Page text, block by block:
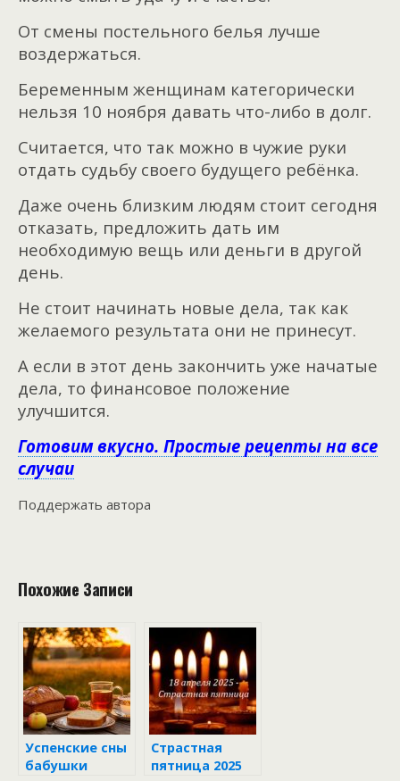
От смены постельного белья лучше
воздержаться.
Беременным женщинам категорически
нельзя 10 ноября давать что-либо в долг.
Считается, что так можно в чужие руки
отдать судьбу своего будущего ребёнка.
Даже очень близким людям стоит сегодня
отказать, предложить дать им
необходимую вещь или деньги в другой
день.
Не стоит начинать новые дела, так как
желаемого результата они не принесут.
А если в этот день закончить уже начатые
дела, то финансовое положение
улучшится.
Готовим вкусно. Простые рецепты на все
случаи
Поддержать автора
Похожие Записи
Успенские сны
бабушки
Страстная
пятница 2025